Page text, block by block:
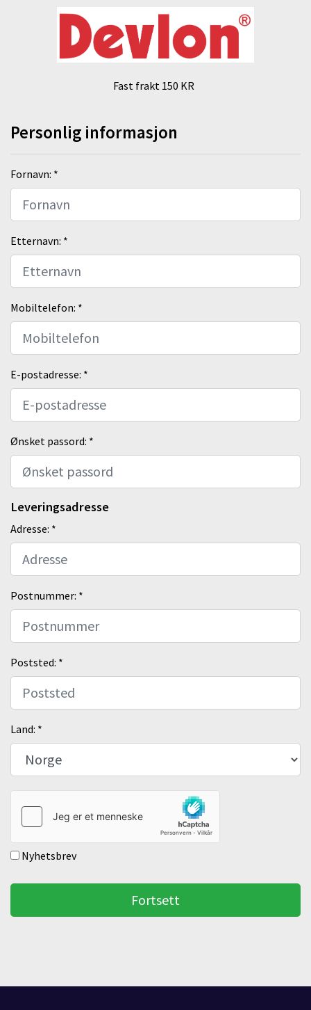
Fast frakt 150 KR
Personlig informasjon
Fornavn: *
Etternavn: *
Mobiltelefon: *
E-postadresse: *
Ønsket passord: *
Leveringsadresse
Adresse: *
Postnummer: *
Poststed: *
Land: *
Nyhetsbrev